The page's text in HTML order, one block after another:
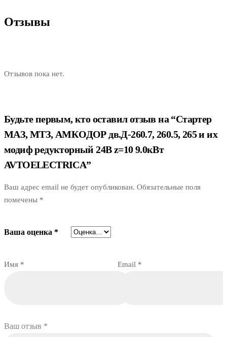
Отзывы
Отзывов пока нет.
Будьте первым, кто оставил отзыв на “Стартер
МАЗ, МТЗ, АМКОДОР дв.Д-260.7, 260.5, 265 и их
модиф редукторный 24В z=10 9.0кВт
AVTOELECTRICA”
Ваш адрес email не будет опубликован. Обязательные поля
помечены *
Имя * Email *
Ваша оценка *
Ваш отзыв *